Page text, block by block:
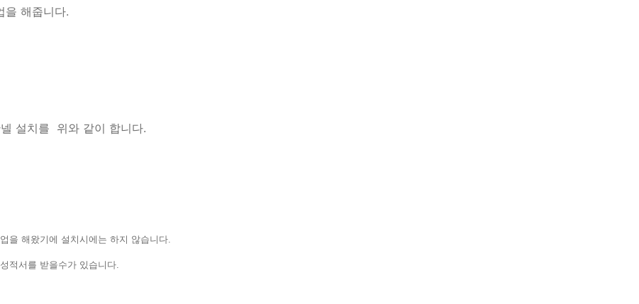
을 해줍니다.
설치를 위와 같이 합니다.
을 해왔기에 설치시에는 하지 않습니다.
적서를 받을수가 있습니다.